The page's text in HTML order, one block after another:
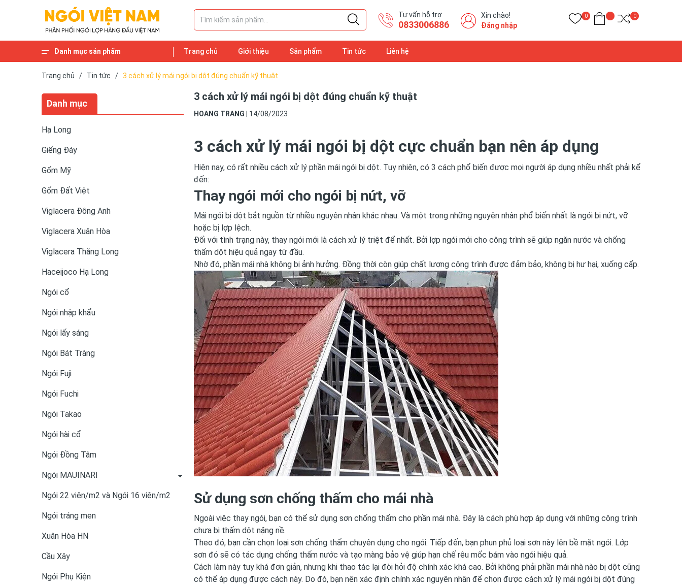
Tư vấn hỗ trợ
​0833006886
Xin chào!
Đăng nhập
0 0
Danh mục sản phẩm Trang chủ Giới thiệu Sản phẩm Tin tức Liên hệ
Trang chủ / Tin tức / 3 cách xử lý mái ngói bị dột đúng chuẩn kỹ thuật
Danh mục
Hạ Long
Giếng Đáy
Gốm Mỹ
Gốm Đất Việt
Viglacera Đông Anh
Viglacera Xuân Hòa
Viglacera Thăng Long
Haceijoco Hạ Long
Ngói cổ
Ngói nhập khẩu
Ngói lấy sáng
Ngói Bát Tràng
Ngói Fuji
Ngói Fuchi
Ngói Takao
Ngói hài cổ
Ngói Đồng Tâm
Ngói MAUINARI
Ngói 22 viên/m2 và Ngói 16 viên/m2
Ngói tráng men
Xuân Hòa HN
Cầu Xây
Ngói Phụ Kiện
3 cách xử lý mái ngói bị dột đúng chuẩn kỹ thuật
HOANG TRANG 14/08/2023
3 cách xử lý mái ngói bị dột cực chuẩn bạn nên áp dụng
Hiện nay, có rất nhiều cách xử lý phần mái ngói bị dột. Tuy nhiên, có 3 cách phổ biến được mọi người áp dụng nhiều nhất phải kể
đến:
Thay ngói mới cho ngói bị nứt, vỡ
Mái ngói bị dột bắt nguồn từ nhiều nguyên nhân khác nhau. Và một trong những nguyên nhân phổ biến nhất là ngói bị nứt, vỡ
hoặc bị lợp lệch.
Đối với tình trạng này, thay ngói mới là cách xử lý triệt để nhất. Bởi lợp ngói mới cho công trình sẽ giúp ngăn nước và chống
thấm dột hiệu quả ngay từ đầu.
Nhờ đó, phần mái nhà không bị ảnh hưởng. Đồng thời còn giúp chất lượng công trình được đảm bảo, không bị hư hại, xuống cấp.
Sử dụng sơn chống thấm cho mái nhà
Ngoài việc thay ngói, bạn có thể sử dụng sơn chống thấm cho phần mái nhà. Đây là cách phù hợp áp dụng với những công trình
chưa bị thấm dột nặng nề.
Theo đó, bạn cần chọn loại sơn chống thấm chuyên dụng cho ngói. Tiếp đến, bạn phun phủ loại sơn này lên bề mặt ngói. Lớp
sơn đó sẽ có tác dụng chống thấm nước và tạo màng bảo vệ giúp hạn chế rêu mốc bám vào ngói hiệu quả.
Cách làm này tuy khá đơn giản, nhưng khi thao tác lại đòi hỏi độ chính xác khá cao. Bởi không phải phần mái nhà nào bị dột cũng
có thể áp dụng được cách này. Do đó, bạn nên xác định chính xác nguyên nhân để chọn được cách xử lý mái ngói bị dột đúng